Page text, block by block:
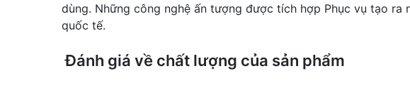
dùng. Những công nghệ ấn tượng được tích hợp Phục vụ tạo
quốc tế.
Đánh giá về chất lượng của sản phẩm